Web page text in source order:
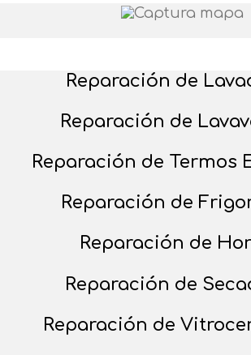
Reparación de
Reparación de
Reparación de Termos
Reparación de
Reparación de
Reparación de
Reparación de